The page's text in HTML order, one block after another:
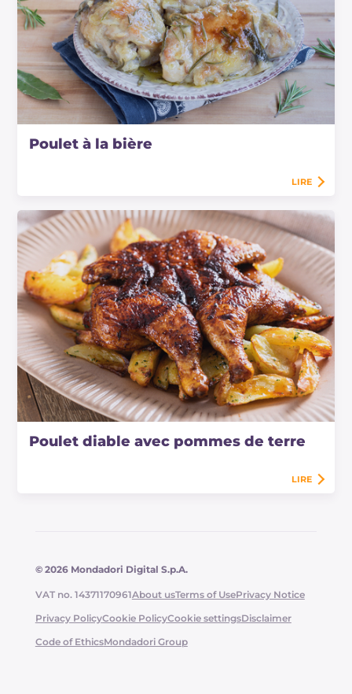
Poulet à la bière
LIRE
Poulet diable avec pommes de terre
LIRE
© 2026 Mondadori Digital S.p.A.
VAT no. 14371170961About usTerms of UsePrivacy Notice
Privacy PolicyCookie PolicyCookie settingsDisclaimer
Code of EthicsMondadori Group